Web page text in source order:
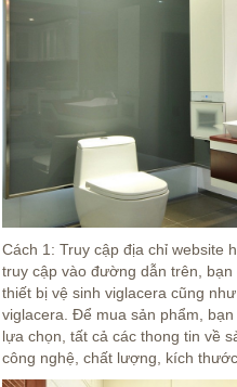
Cách 1: Truy cập địa chỉ website
truy cập vào đường dẫn trên,
thiết bị vệ sinh viglacera cũng
viglacera. Để mua sản phẩm,
lựa chọn, tất cả các thong tin về
công nghệ, chất lượng, kích